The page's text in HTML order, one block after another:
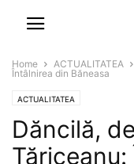
Home ACTUALITATEA
Întâlnirea din Băneasa
ACTUALITATEA
Dăncilă,